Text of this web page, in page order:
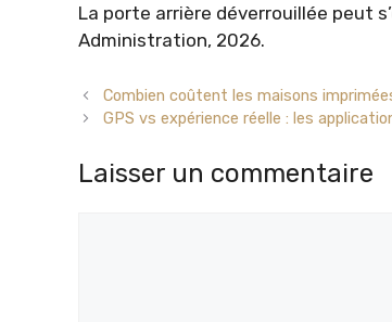
La porte arrière déverrouillée peut
Administration, 2026.
Combien coûtent les maisons
GPS vs expérience réelle : les
Laisser un commentaire